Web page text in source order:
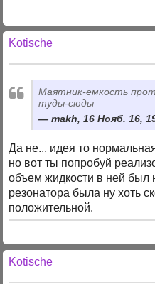
Kotische
Маятник-емкость
туды-сюды
makh, 16 Нояб. 16,
Да не... идея то
но вот ты попробуй
объем жидкости в ней был
резонатора была ну хоть
положительной.
Kotische